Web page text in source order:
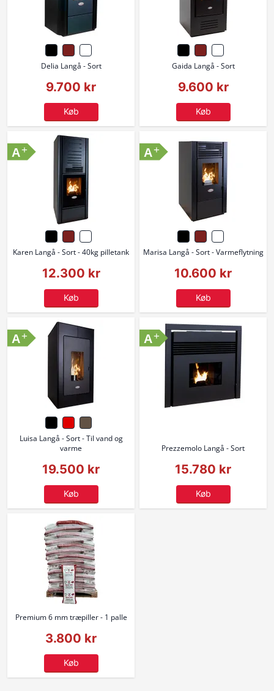
Delia Langå - Sort
9.700 kr
Køb
Gaida Langå - Sort
9.600 kr
Køb
Karen Langå - Sort - 40kg pilletank
12.300 kr
Køb
A+
Marisa Langå - Sort - Varmeflytning
10.600 kr
Køb
A+
Luisa Langå - Sort - Til vand og
varme
19.500 kr
Køb
A+
Prezzemolo Langå - Sort
15.780 kr
Køb
A+
Premium 6 mm træpiller - 1 palle
3.800 kr
Køb